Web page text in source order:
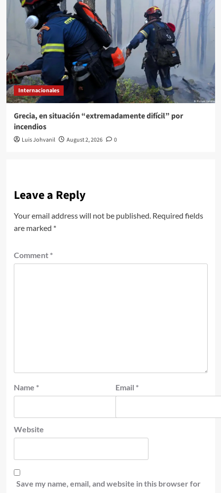
Internacionales
Grecia, en situación “extremadamente difícil” por
incendios
Luis Johvanil August 2, 2026 0
Leave a Reply
Your email address will not be published. Required fields
are marked *
Comment *
Name * Email *
Website
Save my name, email, and website in this browser for